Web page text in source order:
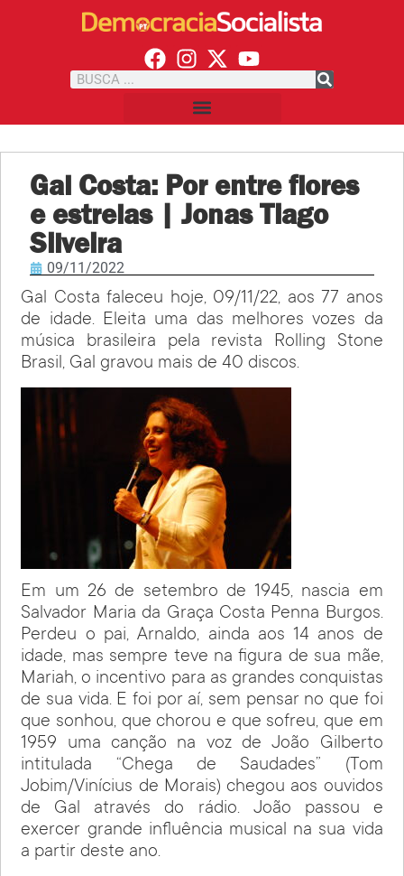
Gal Costa: Por entre flores
e estrelas | Jonas Tiago
Silveira
09/11/2022
Gal Costa faleceu hoje, 09/11/22, aos 77 anos
de idade. Eleita uma das melhores vozes da
música brasileira pela revista Rolling Stone
Brasil, Gal gravou mais de 40 discos.
Em um 26 de setembro de 1945, nascia em
Salvador Maria da Graça Costa Penna Burgos.
Perdeu o pai, Arnaldo, ainda aos 14 anos de
idade, mas sempre teve na figura de sua mãe,
Mariah, o incentivo para as grandes conquistas
de sua vida. E foi por aí, sem pensar no que foi
que sonhou, que chorou e que sofreu, que em
1959 uma canção na voz de João Gilberto
intitulada “Chega de Saudades” (Tom
Jobim/Vinícius de Morais) chegou aos ouvidos
de Gal através do rádio. João passou e
exercer grande influência musical na sua vida
a partir deste ano.